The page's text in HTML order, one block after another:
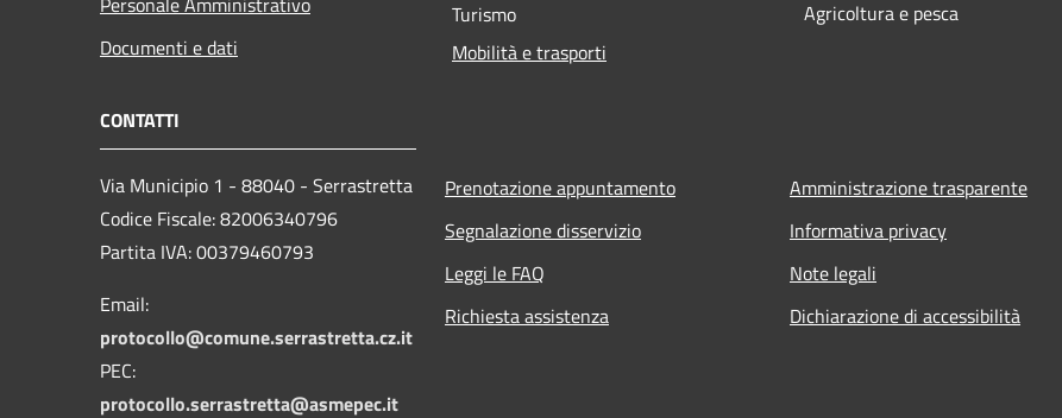
Documenti e dati
Turismo
Mobilità e trasporti
Agricoltura e pesca
CONTATTI
Via Municipio 1 - 88040 - Serrastretta
Codice Fiscale: 82006340796
Partita IVA: 00379460793
Email:
protocollo@comune.serrastretta.cz.it
PEC:
protocollo.serrastretta@asmepec.it
Prenotazione appuntamento
Segnalazione disservizio
Leggi le FAQ
Richiesta assistenza
Amministrazione trasparente
Informativa privacy
Note legali
Dichiarazione di accessibilità